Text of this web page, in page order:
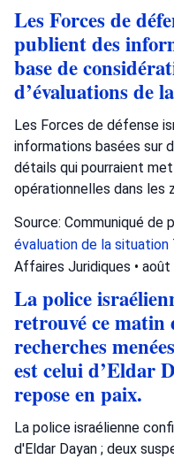
Les Forces de
publient des
base de
d’évaluations de
Les Forces de défense
informations basées sur
détails qui pourraient
opérationnelles dans les
Source: Communiqué de
évaluation de la situation
Affaires Juridiques • août
La police
retrouvé ce matin
recherches
est celui d’Eldar
repose en paix.
La police israélienne
d'Eldar Dayan ; deux